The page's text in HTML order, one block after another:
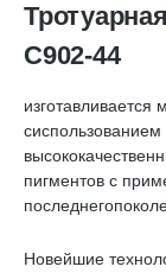
С902-44
сиспользованием
пигментов с
Новейшие